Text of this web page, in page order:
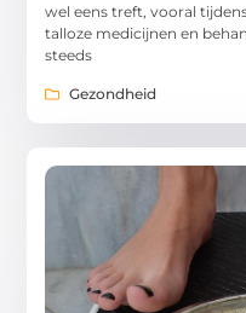
wel eens treft, vooral
talloze medicijnen en
steeds
Gezondheid